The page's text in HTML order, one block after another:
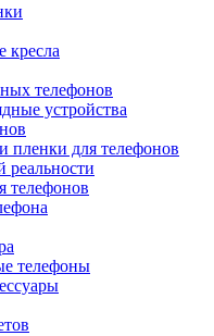
кресла
телефонов
устройства
пленки для телефонов
реальности
телефонов
телефоны